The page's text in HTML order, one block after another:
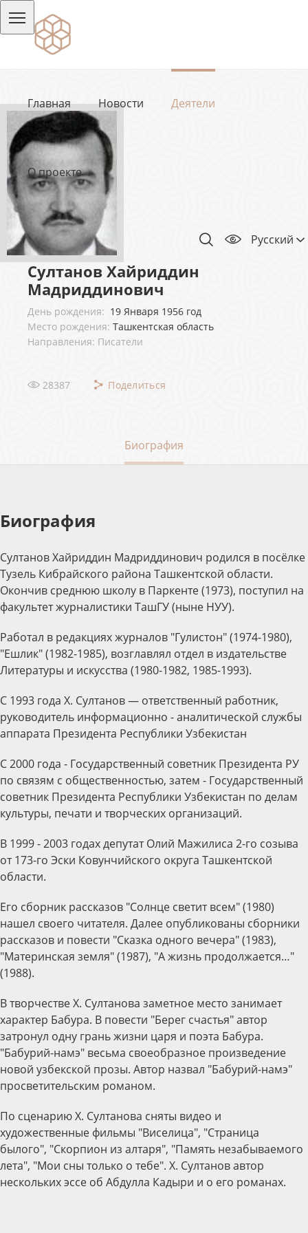
Главная Новости Деятели
О проекте
Русский
Султанов Хайриддин
Мадриддинович
День рождения: 19 Января 1956 год
Место рождения: Ташкентская область
Направления: Писатели
28387 Поделиться
Биография
Биография
Султанов Хайриддин Мадриддинович родился в посёлке
Тузель Кибрайского района Ташкентской области.
Окончив среднюю школу в Паркенте (1973), поступил на
факультет журналистики ТашГУ (ныне НУУ).
Работал в редакциях журналов "Гулистон" (1974-1980),
"Ешлик" (1982-1985), возглавлял отдел в издательстве
Литературы и искусства (1980-1982, 1985-1993).
С 1993 года Х. Султанов — ответственный работник,
руководитель информационно - аналитической службы
аппарата Президента Республики Узбекистан
С 2000 года - Государственный советник Президента РУ
по связям с общественностью, затем - Государственный
советник Президента Республики Узбекистан по делам
культуры, печати и творческих организаций.
В 1999 - 2003 годах депутат Олий Мажилиса 2-го созыва
от 173-го Эски Ковунчийского округа Ташкентской
области.
Его сборник рассказов "Солнце светит всем" (1980)
нашел своего читателя. Далее опубликованы сборники
рассказов и повести "Сказка одного вечера" (1983),
"Материнская земля" (1987), "А жизнь продолжается…"
(1988).
В творчестве Х. Султанова заметное место занимает
характер Бабура. В повести "Берег счастья" автор
затронул одну грань жизни царя и поэта Бабура.
"Бабурий-намэ" весьма своеобразное произведение
новой узбекской прозы. Автор назвал "Бабурий-намэ"
просветительским романом.
По сценарию Х. Султанова сняты видео и
художественные фильмы "Виселица", "Страница
былого", "Скорпион из алтаря", "Память незабываемого
лета", "Мои сны только о тебе". Х. Султанов автор
нескольких эссе об Абдулла Кадыри и о его романах.